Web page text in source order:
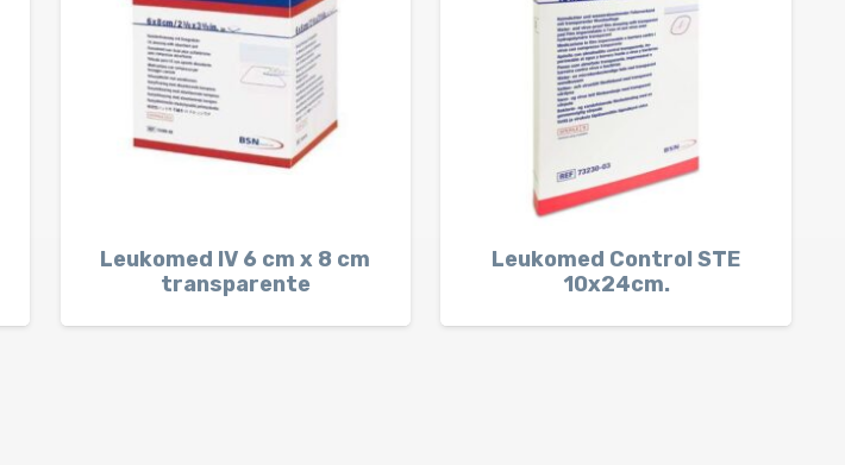
Leukomed IV 6 cm x 8 cm
transparente
Leukomed Control STE
10x24cm.